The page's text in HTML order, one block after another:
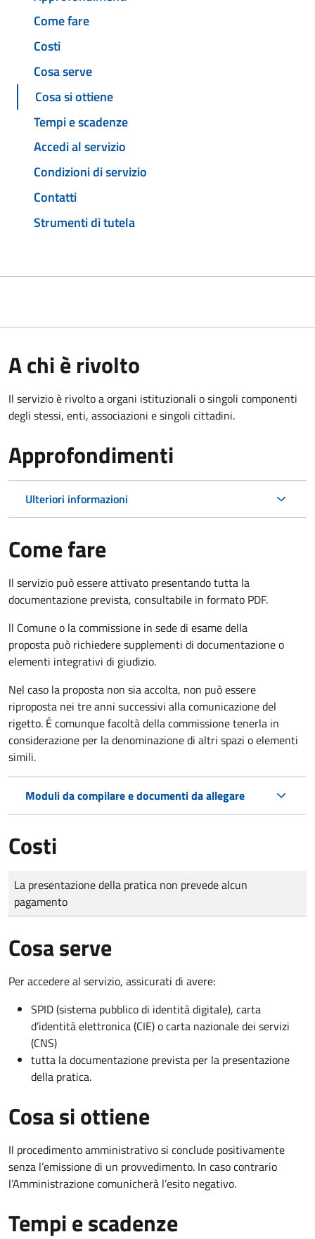
Come fare
Costi
Cosa serve
Cosa si ottiene
Tempi e scadenze
Accedi al servizio
Condizioni di servizio
Contatti
Strumenti di tutela
A chi è rivolto
Il servizio è rivolto a organi istituzionali o singoli componenti
degli stessi, enti, associazioni e singoli cittadini.
Approfondimenti
Ulteriori informazioni
Come fare
Il servizio può essere attivato presentando tutta la
documentazione prevista, consultabile in formato PDF.
ll Comune o la commissione in sede di esame della
proposta può richiedere supplementi di documentazione o
elementi integrativi di giudizio.
Nel caso la proposta non sia accolta, non può essere
riproposta nei tre anni successivi alla comunicazione del
rigetto. É comunque facoltà della commissione tenerla in
considerazione per la denominazione di altri spazi o elementi
simili.
Moduli da compilare e documenti da allegare
Costi
Tipo di pagamento
Importo
La presentazione della pratica non prevede alcun
pagamento
Cosa serve
Per accedere al servizio, assicurati di avere:
SPID (sistema pubblico di identità digitale), carta
d’identità elettronica (CIE) o carta nazionale dei servizi
(CNS)
tutta la documentazione prevista per la presentazione
della pratica.
Cosa si ottiene
Il procedimento amministrativo si conclude positivamente
senza l’emissione di un provvedimento. In caso contrario
l’Amministrazione comunicherà l’esito negativo.
Tempi e scadenze